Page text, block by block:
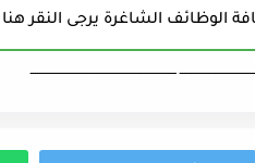
الوظائف الشاغرة يرجى النقر هنا
ـــــــــــــــــــــــــــــــــــــــــــــــــــــــــــــــــــ